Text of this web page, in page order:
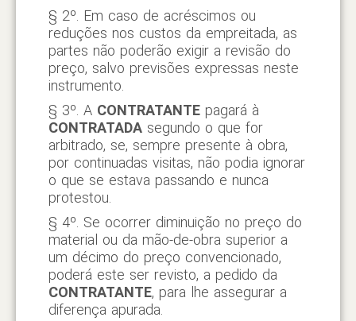
§ 2º. Em caso de acréscimos ou
reduções nos custos da empreitada, as
partes não poderão exigir a revisão do
preço, salvo previsões expressas neste
instrumento.
§ 3º. A CONTRATANTEpagará à
CONTRATADAsegundo o que for
arbitrado, se, sempre presente à obra,
por continuadas visitas, não podia ignorar
o que se estava passando e nunca
protestou.
§ 4º. Se ocorrer diminuição no preço do
material ou da mão-de-obra superior a
um décimo do preço convencionado,
poderá este ser revisto, a pedido da
CONTRATANTE, para lhe assegurar a
diferença apurada.